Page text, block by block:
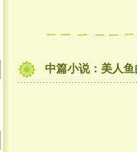
中篇小说：美人